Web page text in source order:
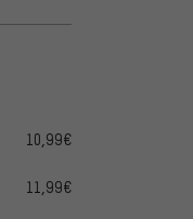
10,99€
11,99€